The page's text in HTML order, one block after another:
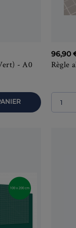
- A0
96,90
Règle